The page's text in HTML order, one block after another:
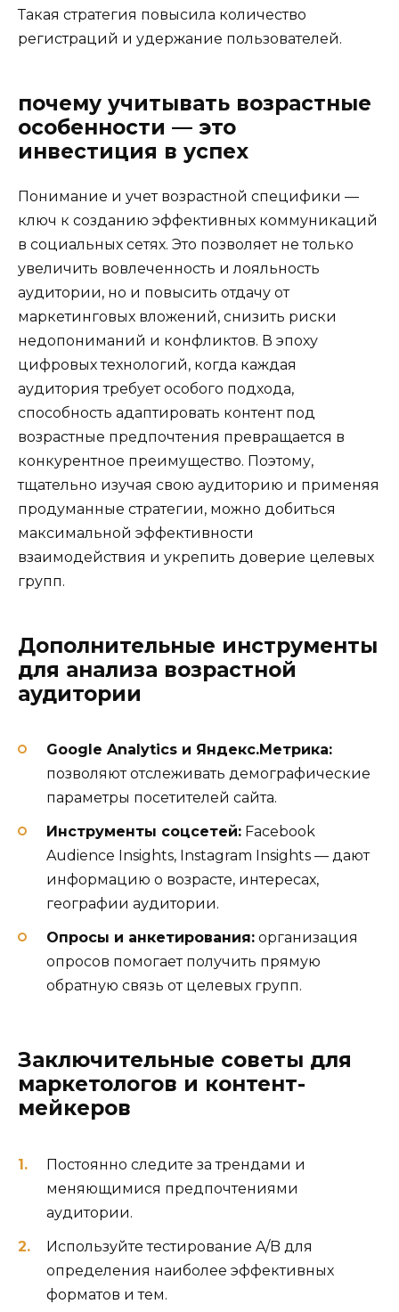
Такая стратегия повысила количество
регистраций и удержание пользователей.
почему учитывать возрастные
особенности — это
инвестиция в успех
Понимание и учет возрастной специфики —
ключ к созданию эффективных коммуникаций
в социальных сетях. Это позволяет не только
увеличить вовлеченность и лояльность
аудитории, но и повысить отдачу от
маркетинговых вложений, снизить риски
недопониманий и конфликтов. В эпоху
цифровых технологий, когда каждая
аудитория требует особого подхода,
способность адаптировать контент под
возрастные предпочтения превращается в
конкурентное преимущество. Поэтому,
тщательно изучая свою аудиторию и применяя
продуманные стратегии, можно добиться
максимальной эффективности
взаимодействия и укрепить доверие целевых
групп.
Дополнительные инструменты
для анализа возрастной
аудитории
Google Analytics и Яндекс.Метрика:
позволяют отслеживать демографические
параметры посетителей сайта.
Инструменты соцсетей: Facebook
Audience Insights, Instagram Insights — дают
информацию о возрасте, интересах,
географии аудитории.
Опросы и анкетирования: организация
опросов помогает получить прямую
обратную связь от целевых групп.
Заключительные советы для
маркетологов и контент-
мейкеров
Постоянно следите за трендами и
меняющимися предпочтениями
аудитории.
Используйте тестирование A/B для
определения наиболее эффективных
форматов и тем.